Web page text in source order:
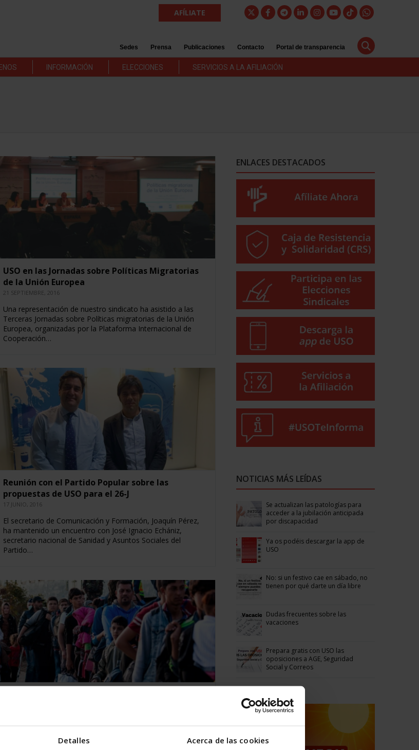
Detalles Acerca de las cookies
AFÍLIATE
Sedes Prensa Publicaciones Contacto Portal de transparencia
INFORMACIÓN ELECCIONES SERVICIOS A LA AFILIACIÓN
USO en las Jornadas sobre Políticas Migratorias
de la Unión Europea
21 SEPTIEMBRE, 2016
Una representación de nuestro sindicato ha asistido a las
Terceras Jornadas sobre Políticas migratorias de la Unión
Europea, organizadas por la Plataforma Internacional de
Cooperación…
Reunión con el Partido Popular sobre las
propuestas de USO para el 26-J
17 JUNIO, 2016
El secretario de Comunicación y Formación, Joaquín Pérez,
ha mantenido un encuentro con José Ignacio Echániz,
secretario nacional de Sanidad y Asuntos Sociales del
Partido…
La Confederación Europea de Sindicatos (CES) organizó una
ENLACES DESTACADOS
NOTICIAS MÁS LEÍDAS
Se actualizan las patologías para
acceder a la jubilación anticipada
por discapacidad
Ya os podéis descargar la app de
USO
No: si un festivo cae en sábado, no
tienen por qué darte un día libre
Dudas frecuentes sobre las
vacaciones
Prepara gratis con USO las
oposiciones a AGE, Seguridad
Social y Correos